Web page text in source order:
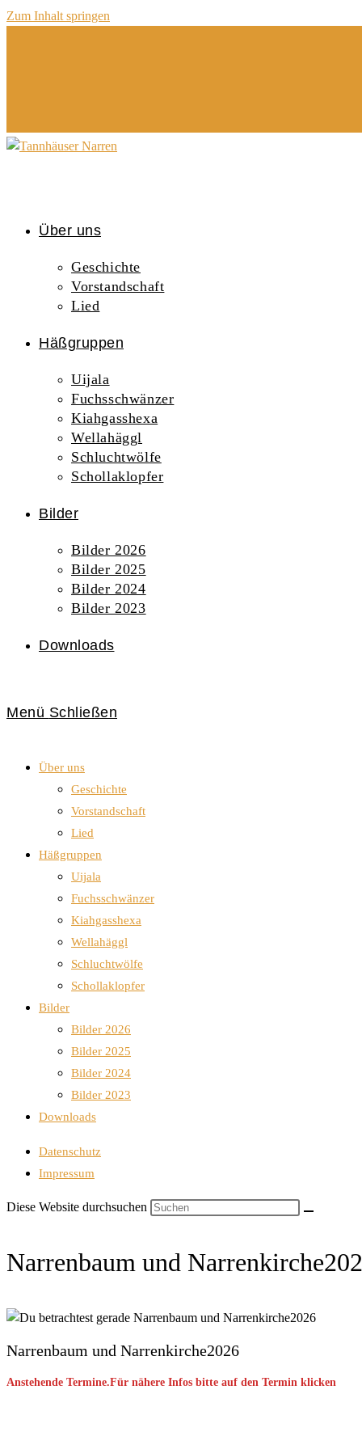
Zum Inhalt springen
Über uns
Geschichte
Vorstandschaft
Lied
Häßgruppen
Uijala
Fuchsschwänzer
Kiahgasshexa
Wellahäggl
Schluchtwölfe
Schollaklopfer
Bilder
Bilder 2026
Bilder 2025
Bilder 2024
Bilder 2023
Downloads
Menü Schließen
Über uns
Geschichte
Vorstandschaft
Lied
Häßgruppen
Uijala
Fuchsschwänzer
Kiahgasshexa
Wellahäggl
Schluchtwölfe
Schollaklopfer
Bilder
Bilder 2026
Bilder 2025
Bilder 2024
Bilder 2023
Downloads
Datenschutz
Impressum
Diese Website durchsuchen
Narrenbaum und
Narrenbaum und Narrenkirche2026
Anstehende Termine.Für nähere Infos bitte auf den Termin klicken